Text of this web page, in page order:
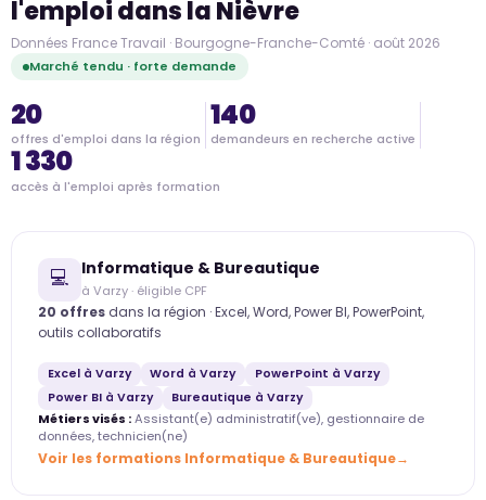
l'emploi dans la Nièvre
Données France Travail · Bourgogne-Franche-Comté · août 2026
Marché tendu · forte demande
20
offres d'emploi dans la région
140
demandeurs en recherche active
1 330
accès à l'emploi après formation
💻 Informatique & Bureautique
à Varzy · éligible CPF
20 offres dans la région · Excel, Word, Power BI, PowerPoint,
outils collaboratifs
Excel à Varzy Word à Varzy
PowerPoint à Varzy
Power BI à Varzy
Bureautique à Varzy
Métiers visés :Assistant(e) administratif(ve), gestionnaire de
données, technicien(ne)
Voir les formations Informatique & Bureautique